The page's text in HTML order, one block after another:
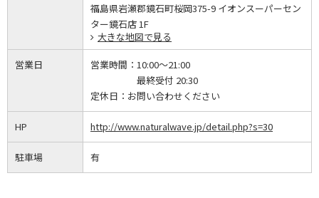
福島県岩瀬郡鏡石町桜岡375-9 イオンスーパーセン
ター鏡石店 1F
大きな地図で見る
営業日 営業時間： 10:00～21:00
最終受付 20:30
定休日： お問い合わせください
HP http://www.naturalwave.jp/detail.php?s=30
駐車場 有